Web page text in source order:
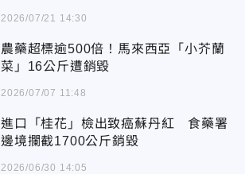
2026/07/21 14:30
農藥超標逾500倍！馬來西亞「小芥蘭
菜」16公斤遭銷毀
2026/07/07 11:48
進口「桂花」檢出致癌蘇丹紅 食藥署
邊境攔截1700公斤銷毀
2026/06/30 14:05